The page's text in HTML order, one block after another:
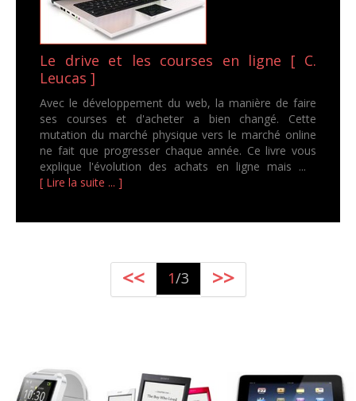
Le drive et les courses en ligne [ C.
Leucas ]
Avec le développement du web, la manière de faire
ses courses et d'acheter a bien changé. Cette
mutation du marché physique vers le marché online
ne fait que progresser chaque année. Ce livre vous
explique l'évolution des achats en ligne mais ...
[ Lire la suite ... ]
<< 1/3 >>